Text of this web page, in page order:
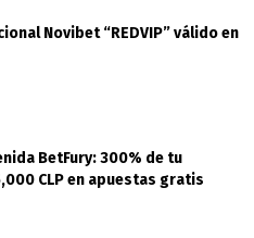
Novibet “REDVIP” válido en
BetFury: 300% de tu
CLP en apuestas gratis